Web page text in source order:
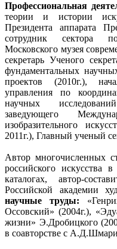
Профессиональная
теории и истории
Президента аппарата
сотрудник сектора
Московского музея
секретарь Ученого
фундаментальных
проектов (2010г.),
управления по
научных
заведующего
изобразительного
2011г.), Главный ученый
Автор многочисленных
российского искусства
каталогах, автор-
Российской академии
научные труды:
Оссовский» (2004г.),
жизни» Э.Дробицкого
в соавторстве с